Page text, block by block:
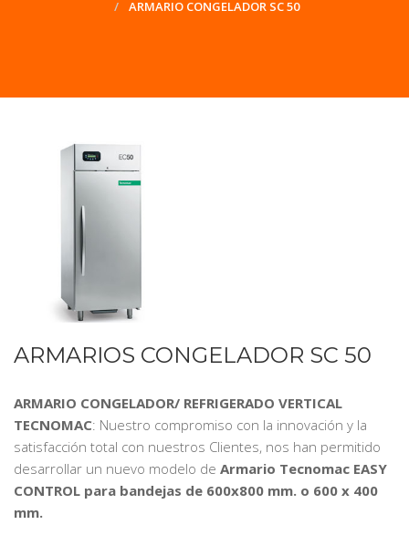
ARMARIO CONGELADOR SC 50
ARMARIOS CONGELADOR SC 50
ARMARIO CONGELADOR/ REFRIGERADO VERTICAL
TECNOMAC: Nuestro compromiso con la innovación y la
satisfacción total con nuestros Clientes, nos han permitido
desarrollar un nuevo modelo de Armario Tecnomac EASY
CONTROL para bandejas de 600x800 mm. o 600 x 400
mm.